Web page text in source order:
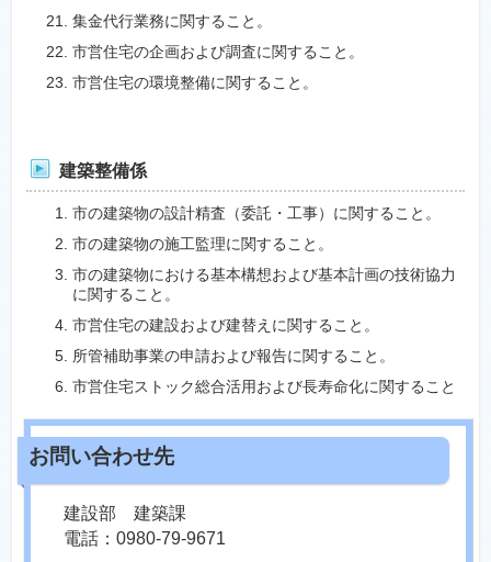
集金代行業務に関すること。
市営住宅の企画および調査に関すること。
市営住宅の環境整備に関すること。
建築整備係
市の建築物の設計精査（委託・工事）に関すること。
市の建築物の施工監理に関すること。
市の建築物における基本構想および基本計画の技術協力
に関すること。
市営住宅の建設および建替えに関すること。
所管補助事業の申請および報告に関すること。
市営住宅ストック総合活用および長寿命化に関すること
建設部 建築課
電話：0980-79-9671